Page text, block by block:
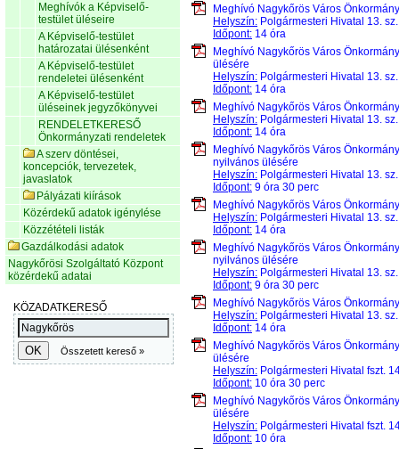
Meghívók a Képviselő-
testület üléseire
A Képviselő-testület
határozatai ülésenként
A Képviselő-testület
rendeletei ülésenként
A Képviselő-testület
üléseinek jegyzőkönyvei
RENDELETKERESŐ
Önkormányzati rendeletek
A szerv döntései,
koncepciók, tervezetek,
javaslatok
Pályázati kiírások
Közérdekű adatok igénylése
Közzétételi listák
Gazdálkodási adatok
Nagykőrösi Szolgáltató Központ
közérdekű adatai
Meghívó Nagykőrös Város
Helyszín: Polgármesteri Hivatal 13.
Időpont: 14 óra
Meghívó Nagykőrös Város
ülésére
Helyszín: Polgármesteri Hivatal 13.
Időpont: 14 óra
Meghívó Nagykőrös Város
Helyszín: Polgármesteri Hivatal 13.
Időpont: 14 óra
Meghívó Nagykőrös Város
nyilvános ülésére
Helyszín: Polgármesteri Hivatal 13.
Időpont: 9 óra 30 perc
Meghívó Nagykőrös Város
Helyszín: Polgármesteri Hivatal 13.
Időpont: 14 óra
Meghívó Nagykőrös Város
nyilvános ülésére
Helyszín: Polgármesteri Hivatal 13.
Időpont: 9 óra 30 perc
Meghívó Nagykőrös Város
Helyszín: Polgármesteri Hivatal 13.
Időpont: 14 óra
Meghívó Nagykőrös Város
ülésére
Helyszín: Polgármesteri Hivatal fszt.
Időpont: 10 óra 30 perc
Meghívó Nagykőrös Város
ülésére
Helyszín: Polgármesteri Hivatal fszt.
Időpont: 10 óra